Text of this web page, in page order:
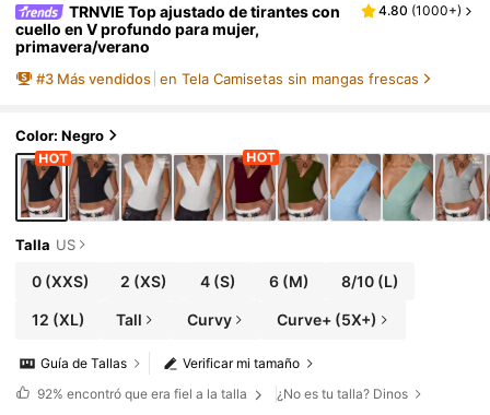
TRNVIE Top ajustado de tirantes con
cuello en V profundo para mujer,
primavera/verano
4.80 (1000+)
#3 Más vendidos en Tela Camisetas sin mangas frescas
Color: Negro
Talla US
0(XXS) 2 (XS) 4 (S) 6 (M) 8/10 (L)
12 (XL) Tall Curvy Curve+ (5X+)
Verificar mi tamaño
Guía de Tallas
92% encontró que era fiel a la talla ¿No es tu talla? Dinos